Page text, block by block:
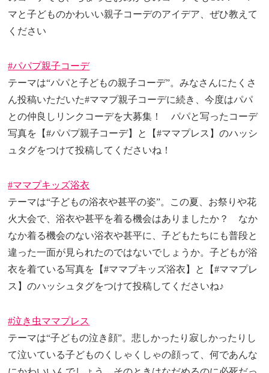
マと子どものかわいい親子コーデのアイデア、ぜひ教えて
ください
#パパプ親子コーデ
テーマは“パパと子どもの親子コーデ”。みなさんにたくさ
ん投稿いただいた#ママプ親子コーデに続き、今度はパパ
との仲良しリンクコーデを大募集！ パパと写ったコーデ
写真を【#パパプ親子コーデ】と【#ママプレス】のハッシ
ュタグをつけて投稿してくださいね！
#ママプキッズ浴衣
テーマは“子どもの浴衣や甚平の姿”。この夏、お祭りや花
火大会で、浴衣や甚平を着る機会はありましたか？ なか
なか着る機会のない浴衣や甚平に、子どもたちにも普段と
違った一面が見られたのではないでしょうか。子どもが浴
衣を着ている写真を【#ママプキッズ浴衣】と【#ママプレ
ス】のハッシュタグをつけて投稿してくださいね♪
#泣き虫ママプレス
テーマは“子どもの泣き顔”。悲しかったり寂しかったりし
て泣いている子どものくしゃくしゃの顔って、何であんな